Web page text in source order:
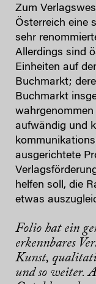
Zum
Österreich eine
sehr
Allerdings sind
Einheiten auf
Buchmarkt;
Buchmarkt
aufwändig und
ausgerichtete
helfen soll, die
etwas
Folio hat ein
erkennbares
Kunst,
und so weiter.